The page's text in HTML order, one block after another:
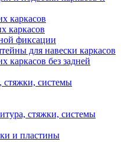
каркасов
каркасов
фиксации
для навески каркасов
каркасов без задней
стяжки, системы
стяжки, системы
и пластины